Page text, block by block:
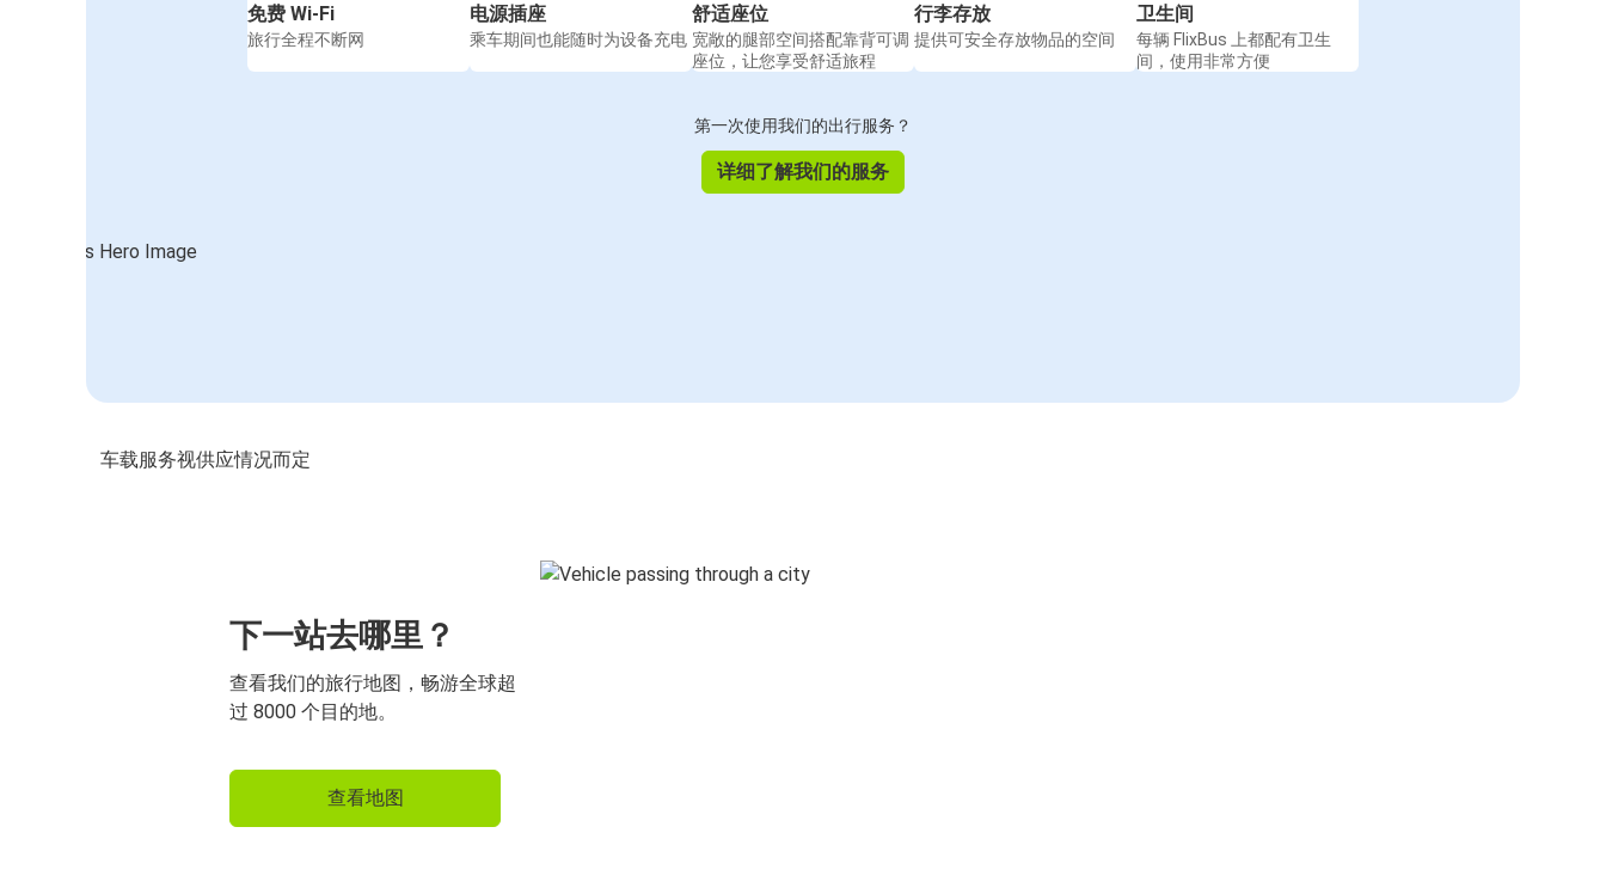
免费 Wi-Fi
旅行全程不断网
电源插座
乘车期间也能随时为设备充电
舒适座位
宽敞的腿部空间搭配靠背可调
座位，让您享受舒适旅程
行李存放
提供可安全存放物品的空间
卫生间
每辆 FlixBus 上都配有卫生
间，使用非常方便
第一次使用我们的出行服务？
详细了解我们的服务
车载服务视供应情况而定
下一站去哪里？
查看我们的旅行地图，畅游全球超
过 8000 个目的地。
查看地图